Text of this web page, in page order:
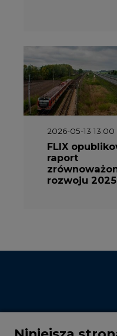
2026-05-13 13:00
FLIX
raport
rozwoju 2025
Niniejsza
Wykorzystujemy